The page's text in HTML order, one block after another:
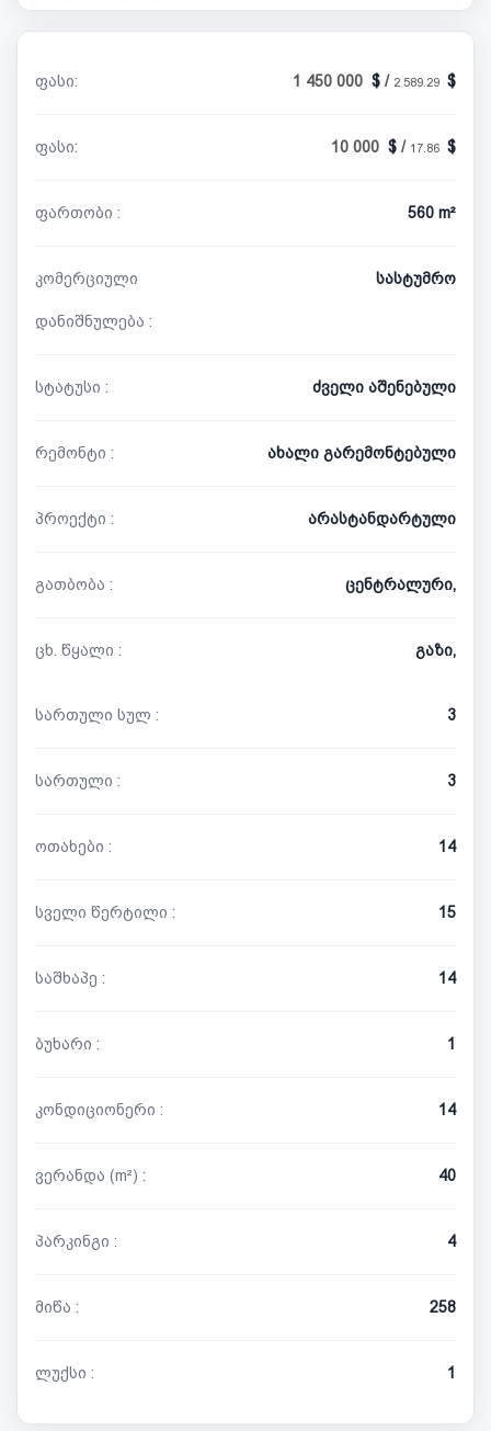
ფასი: 1 450 000 / 2 589.29
ფასი: 10 000 / 17.86
ფართობი : 560 m²
კომერციული
დანიშნულება :
სასტუმრო
სტატუსი : ძველი აშენებული
რემონტი : ახალი გარემონტებული
პროექტი : არასტანდარტული
გათბობა : ცენტრალური,
ცხ. წყალი : გაზი,
სართული სულ : 3
სართული : 3
ოთახები : 14
სველი წერტილი : 15
საშხაპე : 14
ბუხარი : 1
კონდიციონერი : 14
ვერანდა (m²) : 40
პარკინგი : 4
მიწა : 258
ლუქსი : 1